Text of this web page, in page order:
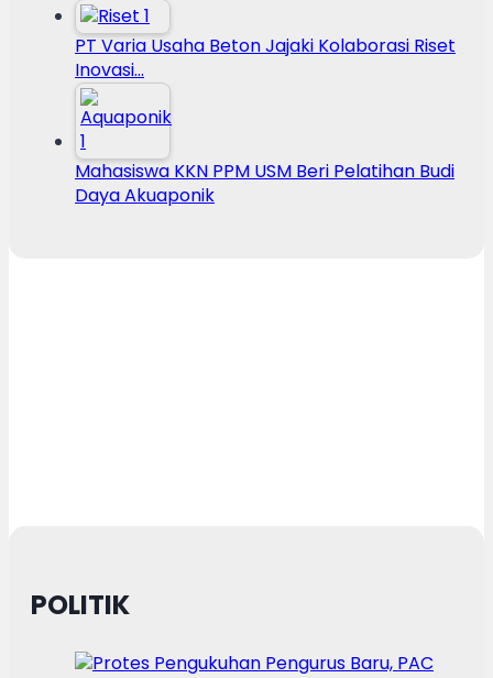
PT Varia Usaha Beton Jajaki Kolaborasi Riset
Inovasi…
Mahasiswa KKN PPM USM Beri Pelatihan Budi
Daya Akuaponik
POLITIK